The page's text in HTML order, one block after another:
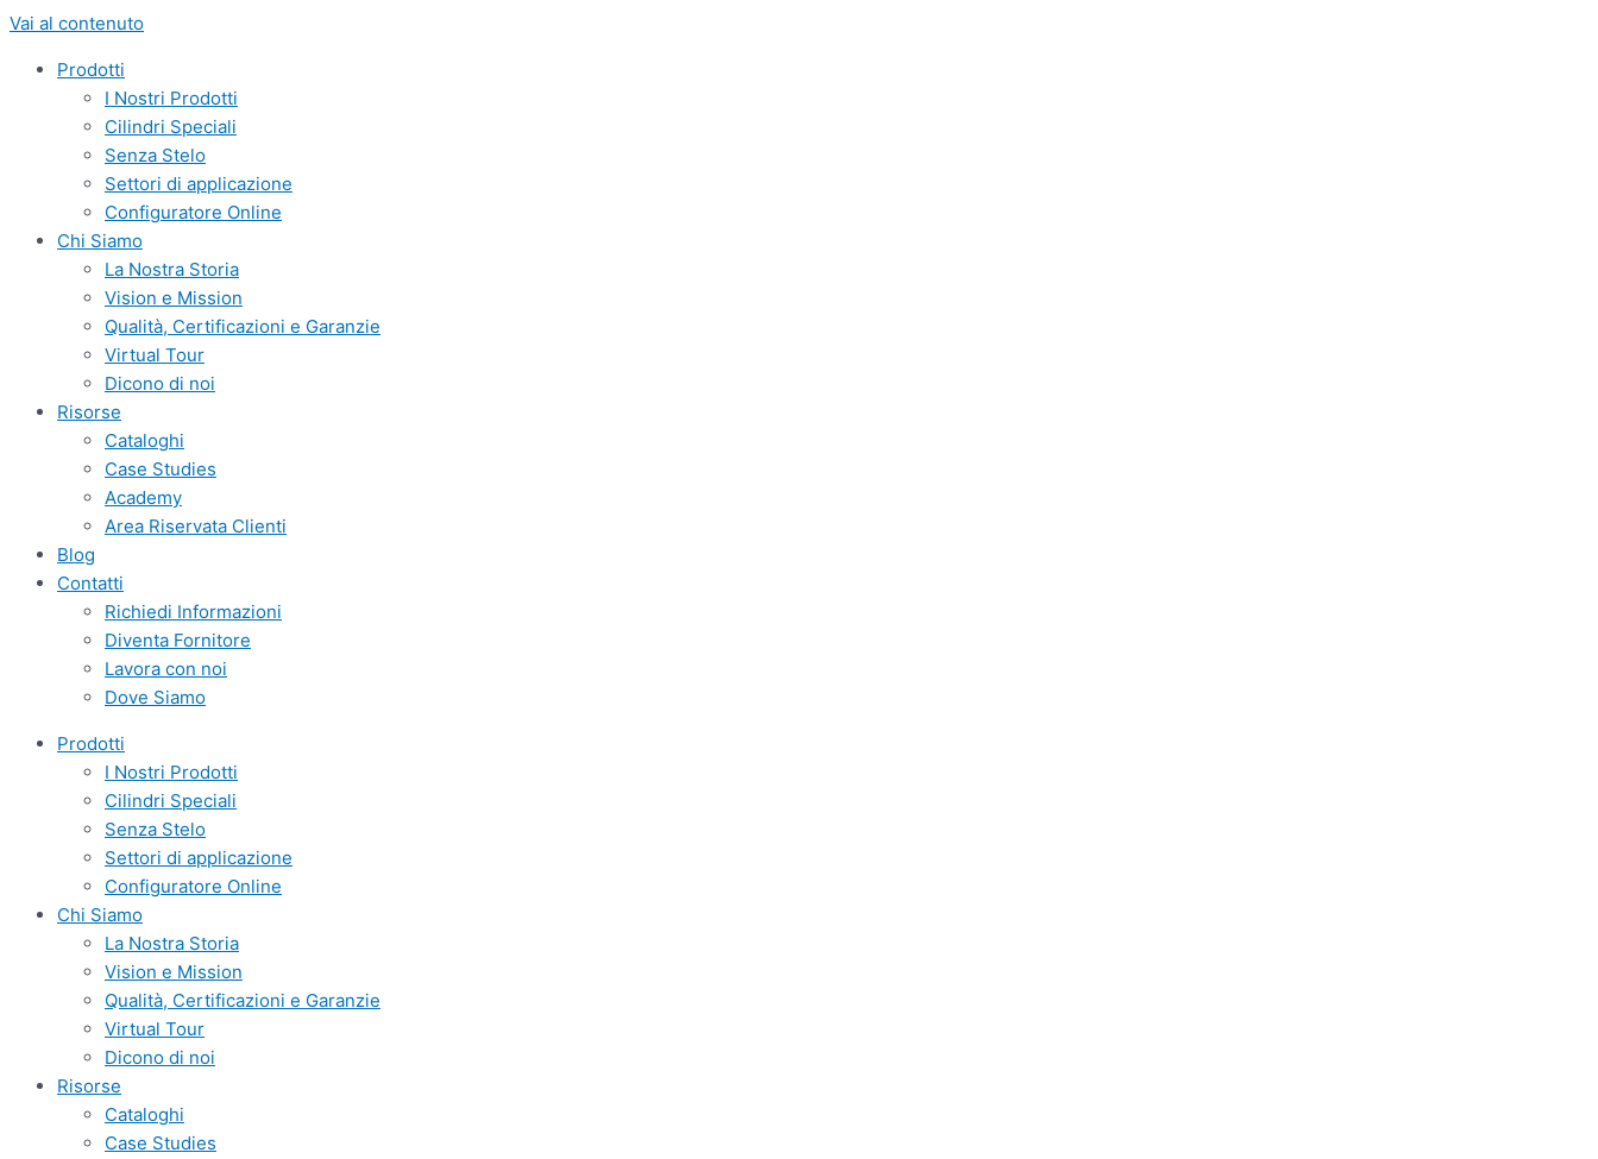
Vai al contenuto
Prodotti
I Nostri Prodotti
Cilindri Speciali
Senza Stelo
Settori di applicazione
Configuratore Online
Chi Siamo
La Nostra Storia
Vision e Mission
Qualità, Certificazioni e Garanzie
Virtual Tour
Dicono di noi
Risorse
Cataloghi
Case Studies
Academy
Area Riservata Clienti
Blog
Contatti
Richiedi Informazioni
Diventa Fornitore
Lavora con noi
Dove Siamo
Prodotti
I Nostri Prodotti
Cilindri Speciali
Senza Stelo
Settori di applicazione
Configuratore Online
Chi Siamo
La Nostra Storia
Vision e Mission
Qualità, Certificazioni e Garanzie
Virtual Tour
Dicono di noi
Risorse
Cataloghi
Case Studies